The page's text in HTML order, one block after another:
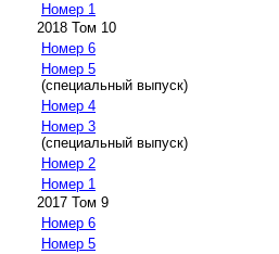
Номер 1
2018 Том 10
Номер 6
Номер 5
(специальный выпуск)
Номер 4
Номер 3
(специальный выпуск)
Номер 2
Номер 1
2017 Том 9
Номер 6
Номер 5